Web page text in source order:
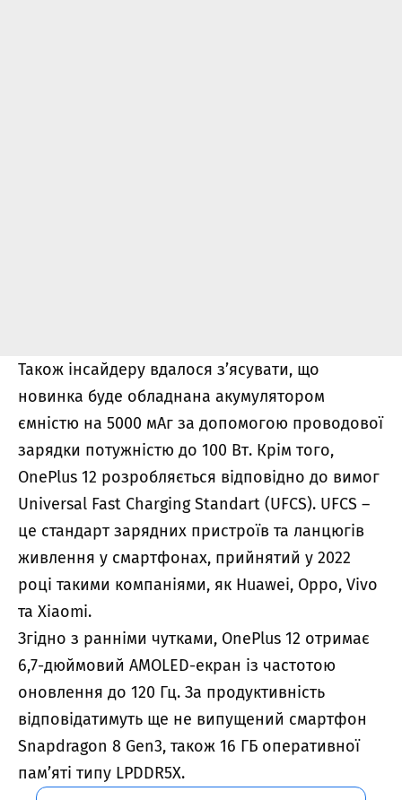
Також інсайдеру вдалося з’ясувати, що
новинка буде обладнана акумулятором
ємністю на 5000 мАг за допомогою проводової
зарядки потужністю до 100 Вт. Крім того,
OnePlus 12 розробляється відповідно до вимог
Universal Fast Charging Standart (UFCS). UFCS –
це стандарт зарядних пристроїв та ланцюгів
живлення у смартфонах, прийнятий у 2022
році такими компаніями, як Huawei, Oppo, Vivo
та Xiaomi.
Згідно з ранніми чутками, OnePlus 12 отримає
6,7-дюймовий AMOLED-екран із частотою
оновлення до 120 Гц. За продуктивність
відповідатимуть ще не випущений смартфон
Snapdragon 8 Gen3, також 16 ГБ оперативної
пам’яті типу LPDDR5X.